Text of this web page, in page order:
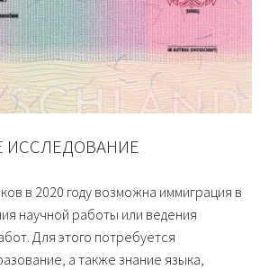
ИССЛЕДОВАНИЕ
в 2020 году возможна иммиграция в
научной работы или ведения
Для этого потребуется
а также знание языка,